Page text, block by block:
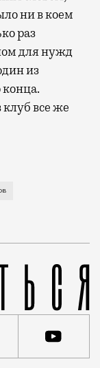
ни в коем
раз
для нужд
из
конца.
клуб все же